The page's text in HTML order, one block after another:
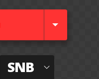
SNB